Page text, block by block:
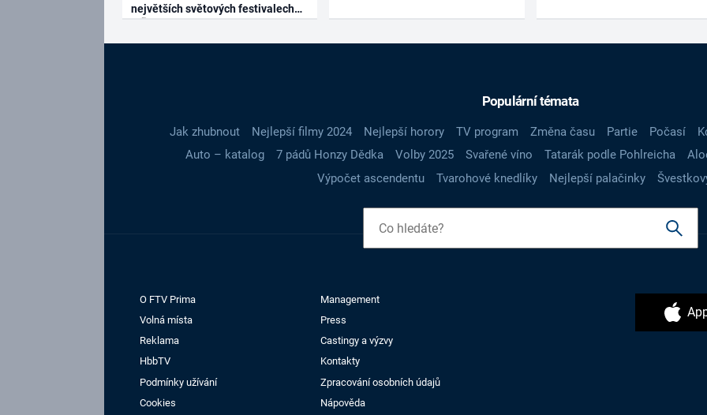
největších světových festivalech
Populární témata
Jak zhubnout Nejlepší filmy 2024 Nejlepší horory TV program Změna času Partie Počasí
Auto – katalog
7 pádů Honzy Dědka Volby 2025 Svařené víno Tatarák podle Pohlreicha
Výpočet ascendentu
Tvarohové knedlíky Nejlepší palačinky
O FTV Prima
Management
Volná místa
Press
Reklama
Castingy a výzvy
HbbTV
Kontakty
Podmínky užívání
Zpracování osobních údajů
Cookies
Nápověda